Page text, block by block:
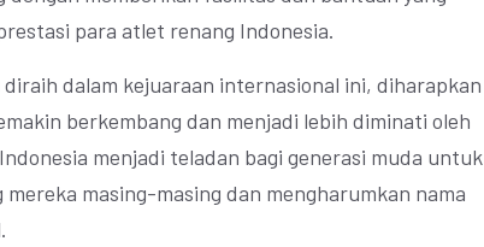
para atlet renang Indonesia.
dalam kejuaraan internasional ini, diharapkan
berkembang dan menjadi lebih diminati oleh
menjadi teladan bagi generasi muda untuk
masing-masing dan mengharumkan nama